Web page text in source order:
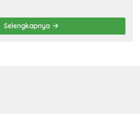
Selengkapnya